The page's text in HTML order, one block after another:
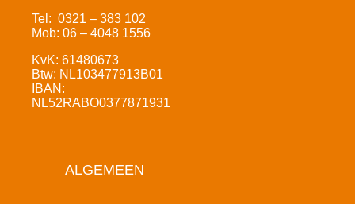
Tel: 0321 – 383 102
Mob: 06 – 4048 1556
KvK: 61480673
Btw: NL103477913B01
IBAN:
NL52RABO0377871931
ALGEMEEN